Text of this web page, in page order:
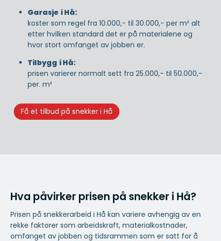
Garasje i Hå:
koster som regel fra 10.000,- til 30.000,- per m² alt
etter hvilken standard det er på materialene og
hvor stort omfanget av jobben er.
Tilbygg i Hå:
prisen varierer normalt sett fra 25.000,- til 50.000,-
per. m²
Få et tilbud på snekker i Hå
Hva påvirker prisen på snekker i Hå?
Prisen på snekkerarbeid i Hå kan variere avhengig av en
rekke faktorer som arbeidskraft, materialkostnader,
omfanget av jobben og tidsrammen som er satt for å